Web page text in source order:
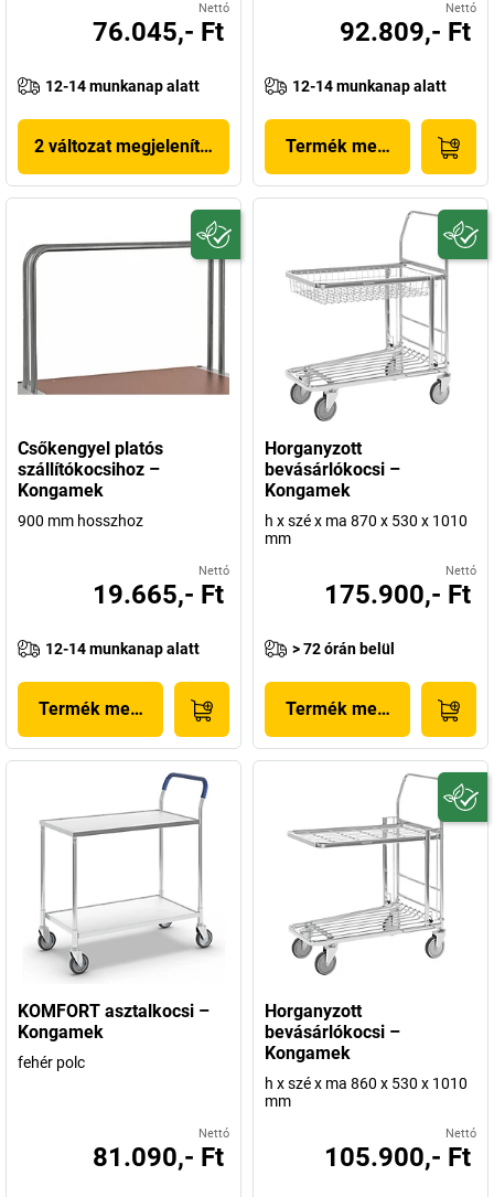
Nettó
76.045,- Ft
12-14 munkanap alatt
2 változat megjelenítése
Nettó
92.809,- Ft
12-14 munkanap alatt
Termék megjelenítése
Csőkengyel platós
szállítókocsihoz –
Kongamek
900 mm hosszhoz
Nettó
19.665,- Ft
12-14 munkanap alatt
Termék megjelenítése
Horganyzott
bevásárlókocsi –
Kongamek
h x szé x ma 870 x 530 x 1010
mm
Nettó
175.900,- Ft
> 72 órán belül
Termék megjelenítése
KOMFORT asztalkocsi –
Kongamek
fehér polc
Nettó
81.090,- Ft
Horganyzott
bevásárlókocsi –
Kongamek
h x szé x ma 860 x 530 x 1010
mm
Nettó
105.900,- Ft